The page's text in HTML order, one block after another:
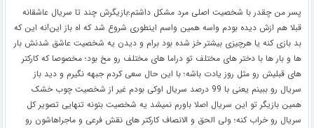
پسر من چقدر با شخصیت اصلی مرد مشکل داشتم؛بازیگرش چند تا سریال عاشقانه
قبلا هم ازش دیده بودم واسه همین واسم اینطوری شروع شد که اه باز این!نه این که
بد بازی کنه یا هرچیزی بیشتر خز شده بود برام و دیدن یه شخصیت عاشق شدنش بار
ها و بار ها با دختر های مختلف تو دراما های مختلف رو مخ بود؛ مخصوصا که کارکتر
های قبلیش رو مثل روز یادت باشه؛ با این حال سعی کردم جبهه نگیرم و دید باز
سریال رو ببینم یعنی با 99 درصد سریال اوکی بودم غیر از شخصیت چوب خشک
همین بازیگر تو این سریال اصلا باورم نمیشد یه شخصیت بتونه تنهایی تصویر کل
سریال رو خراب کنه؛ ولی الحق و الانصاف کارکتر های نقش فرعی و ماجراهاشون رو